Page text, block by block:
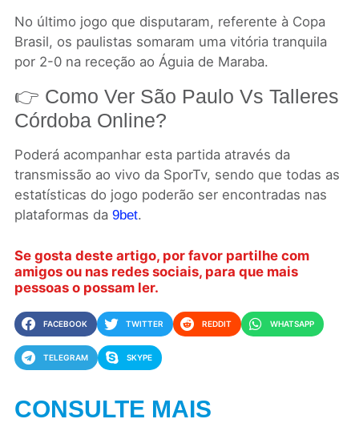
No último jogo que disputaram, referente à Copa
Brasil, os paulistas somaram uma vitória tranquila
por 2-0 na receção ao Águia de Maraba.
👉 Como Ver São Paulo Vs Talleres
Córdoba Online?
Poderá acompanhar esta partida através da
transmissão ao vivo da SporTv, sendo que todas as
estatísticas do jogo poderão ser encontradas nas
plataformas da 9bet.
Se gosta deste artigo, por favor partilhe com
amigos ou nas redes sociais, para que mais
pessoas o possam ler.
FACEBOOK TWITTER REDDIT WHATSAPP
TELEGRAM SKYPE
CONSULTE MAIS